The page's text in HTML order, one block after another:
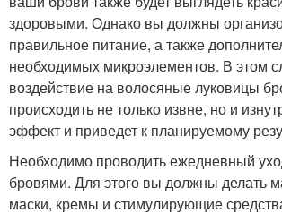
здоровыми. Однако вы должны
правильное питание, а также
необходимых микроэлементов. В этом
воздействие на волосяные луковицы
происходить не только извне, но и
эффект и приведет к планируемому
Необходимо проводить ежедневный
бровями. Для этого вы должны делать
маски, кремы и стимулирующие